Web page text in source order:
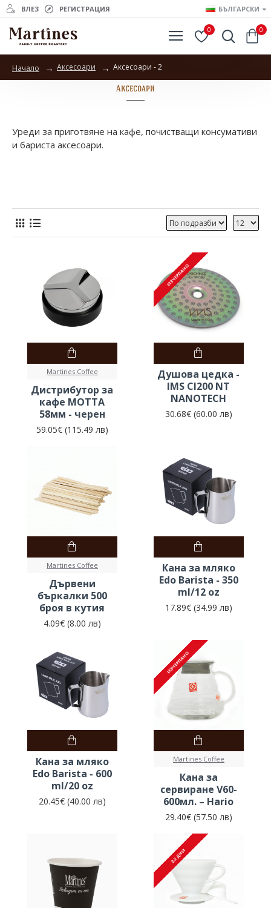
ВЛЕЗ РЕГИСТРАЦИЯ БЪЛГАРСКИ
0 0
Начало Аксесоари Аксесоари - 2
Аксесоари
Уреди за приготвяне на кафе, почистващи консумативи
и бариста аксесоари.
Martines Coffee
Дистрибутор за
кафе МОТТА
58мм - черен
59.05€ (115.49 лв)
ИЗЧЕРПАНО
ИЗЧЕРПАНО
Душова цедка -
IMS CI200 NT
NANOTECH
30.68€ (60.00 лв)
Martines Coffee
Дървени
бъркалки 500
броя в кутия
4.09€ (8.00 лв)
Кана за мляко
Edo Barista - 350
ml/12 oz
17.89€ (34.99 лв)
Кана за мляко
Edo Barista - 600
ml/20 oz
20.45€ (40.00 лв)
ИЗЧЕРПАНО
ИЗЧЕРПАНО
Martines Coffee
Кана за
сервиране V60-
600мл. – Hario
29.40€ (57.50 лв)
2-3 ДНИ
2-3 ДНИ